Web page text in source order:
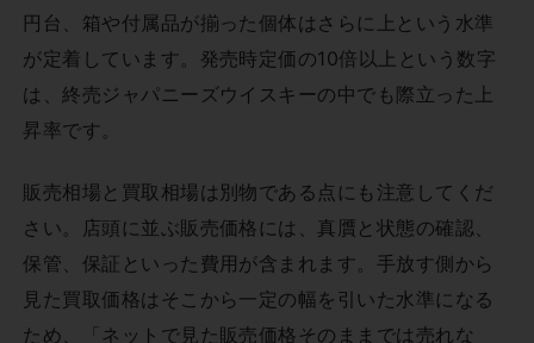
円台、箱や付属品が揃った個体はさらに上という水準
が定着しています。発売時定価の10倍以上という数字
は、終売ジャパニーズウイスキーの中でも際立った上
昇率です。
販売相場と買取相場は別物である点にも注意してくだ
さい。店頭に並ぶ販売価格には、真贋と状態の確認、
保管、保証といった費用が含まれます。手放す側から
見た買取価格はそこから一定の幅を引いた水準になる
ため、「ネットで見た販売価格そのままでは売れな